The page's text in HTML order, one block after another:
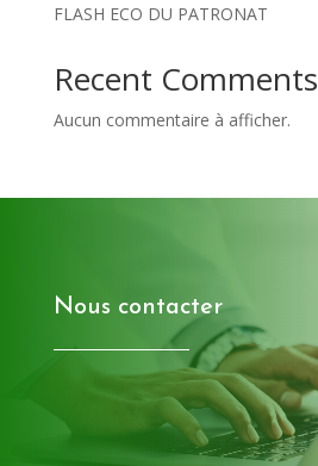
FLASH ECO DU PATRONAT
Recent Comments
Aucun commentaire à afficher.
Nous contacter